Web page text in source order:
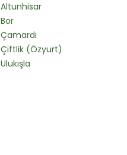
Altunhisar
Bor
Çamardı
Çiftlik (Özyurt)
Ulukışla